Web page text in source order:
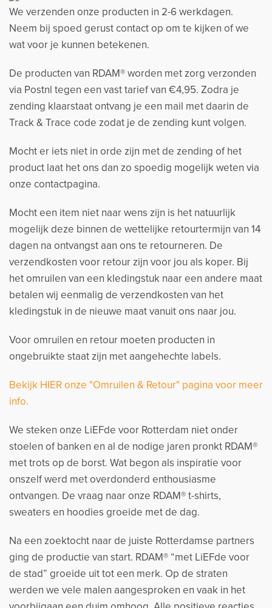
We verzenden onze producten in 2-6 werkdagen.
Neem bij spoed gerust contact op om te kijken of we
wat voor je kunnen betekenen.
De producten van RDAM® worden met zorg verzonden
via Postnl tegen een vast tarief van €4,95. Zodra je
zending klaarstaat ontvang je een mail met daarin de
Track & Trace code zodat je de zending kunt volgen.
Mocht er iets niet in orde zijn met de zending of het
product laat het ons dan zo spoedig mogelijk weten via
onze contactpagina.
Mocht een item niet naar wens zijn is het natuurlijk
mogelijk deze binnen de wettelijke retourtermijn van 14
dagen na ontvangst aan ons te retourneren. De
verzendkosten voor retour zijn voor jou als koper. Bij
het omruilen van een kledingstuk naar een andere maat
betalen wij eenmalig de verzendkosten van het
kledingstuk in de nieuwe maat vanuit ons naar jou.
Voor omruilen en retour moeten producten in
ongebruikte staat zijn met aangehechte labels.
Bekijk HIER onze "Omruilen & Retour" pagina voor meer
info.
We steken onze LiEFde voor Rotterdam niet onder
stoelen of banken en al de nodige jaren pronkt RDAM®
met trots op de borst. Wat begon als inspiratie voor
onszelf werd met overdonderd enthousiasme
ontvangen. De vraag naar onze RDAM® t-shirts,
sweaters en hoodies groeide met de dag.
Na een zoektocht naar de juiste Rotterdamse partners
ging de productie van start. RDAM® “met LiEFde voor
de stad” groeide uit tot een merk. Op de straten
werden we vele malen aangesproken en vaak in het